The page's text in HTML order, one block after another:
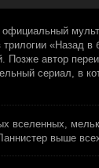
«Назад в
Позже автор
сериал, в
вселенных,
выше